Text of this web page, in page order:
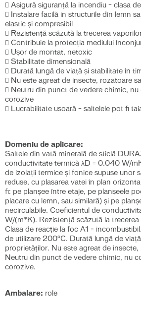
 Asigură siguranţă la incendiu – clasa
 Instalare facilă in structurile din lemn
elastic și compresibil
 Rezistenţă scăzută la trecerea
 Contribuie la protecţia mediului
 Uşor de montat, netoxic
 Stabilitate dimensională
 Durată lungă de viaţă şi stabilitate în
 Nu este agreat de insecte, rozatoare
 Neutru din punct de vedere chimic,
corozive
 Lucrabilitate usoară – saltelele pot fi
Domeniu de aplicare:
Saltele din vată minerală de sticlă
conductivitate termică λD = 0.040 W/
de izolații termice și fonice supuse unor
reduse, cu plasarea vatei în plan
fi: pe planșee între etaje, pe planșeele
placare cu lemn, sau similară) și pe
necirculabile. Coeficientul de
W/(m*K). Rezistență scăzută la
Clasa de reacție la foc A1 =
de utilizare 200°C. Durată lungă de
proprietăților. Nu este agreat de insecte,
Neutru din punct de vedere chimic, nu
corozive.
Ambalare: role